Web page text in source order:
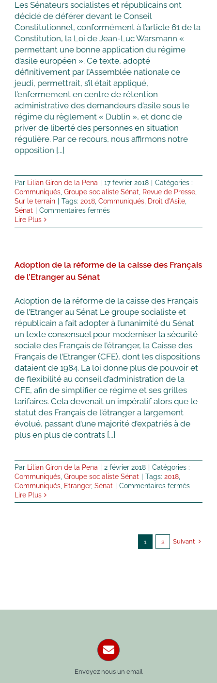
Les Sénateurs socialistes et républicains ont
décidé de déférer devant le Conseil
Constitutionnel, conformément à l’article 61 de la
Constitution, la Loi de Jean-Luc Warsmann «
permettant une bonne application du régime
d’asile européen ». Ce texte, adopté
définitivement par l’Assemblée nationale ce
jeudi, permettrait, s’il était appliqué,
l’enfermement en centre de rétention
administrative des demandeurs d’asile sous le
régime du règlement « Dublin », et donc de
priver de liberté des personnes en situation
régulière. Par ce recours, nous affirmons notre
opposition [...]
Par Lilian Giron de la Pena 17 février 2018
Catégories :
Communiqués, Groupe socialiste Sénat, Revue de Presse,
Sur le terrain
Tags: 2018, Communiqués, Droit d'Asile,
Sénat
Commentaires ferméssur
du
Républicain
sur
le
régime
d’asile
européen
Lire Plus
Adoption de la réforme de la caisse des Français
de l’Etranger au Sénat
Adoption de la réforme de la caisse des Français
de l’Etranger au Sénat Le groupe socialiste et
républicain a fait adopter à l’unanimité du Sénat
un texte consensuel pour moderniser la sécurité
sociale des Français de l’étranger, la Caisse des
Français de l’Etranger (CFE), dont les dispositions
dataient de 1984. La loi donne plus de pouvoir et
de flexibilité au conseil d’administration de la
CFE, afin de simplifier ce régime et ses grilles
tarifaires. Cela devenait un impératif alors que le
statut des Français de l’étranger a largement
évolué, passant d’une majorité d’expatriés à de
plus en plus de contrats [...]
Par Lilian Giron de la Pena 2 février 2018
Catégories :
Communiqués, Groupe socialiste Sénat Tags: 2018,
Communiqués, Etranger, Sénat Commentaires ferméssur
de
la
Lire Plus
1 2 Suivant
Envoyez nous un email